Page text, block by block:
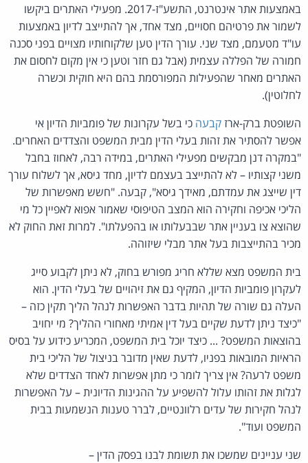
באמצעות אתר אינטרנט, התשע"ז-2017. מפעילי האתרים ביקשו
לשמור את פרטיהם חסויים, מצד אחד, אך להתייצב לדיון באמצעות
עו"ד מטעמם, מצד שני. עורך הדין טען שלקוחותיו מצויים בפני סכנה
חמורה של הפללה עצמית (אבל גם חזר וטען כי אין מקום לחסום את
האתרים מאחר שהפעילות המפורסמת בהם היא חוקית וכשרה
לחלוטין).
השופטת ברק-ארזקבעה כי בשל עקרונות של פומביות הדיון אי
אפשר להסתיר את זהות בעלי הדין מבית המשפט והצדדים האחרים.
"במקרה דנן מבקשים מפעילי האתרים, במידה רבה, לאחוז בחבל
משני קצותיו – לא להתייצב בעצמם לדיון, מחד גיסא, אך לשלוח עורך
דין שייצג את עמדתם, מאידך גיסא", קבעה. "חשש מאפשרות של
הליכי אכיפה וחקירה הוא המצב הטיפוסי שאמור אפוא לאפיין כל מי
שהוצא צו בעניין אתר שבבעלותו או בהפעלתו". למרות זאת החוק לא
מכיר בהתייצבות בעל אתר מבלי שיזוהה.
בית המשפט מצא שללא חריג מפורש בחוק, לא ניתן לקבוע סייג
לעקרון פומביות הדיון, המקיף גם את זיהויים של בעלי הדין. הוא
העלה גם שורה של תהיות בדבר האפשרות לנהל הליך תקין כזה –
"כיצד ניתן לדעת שקיים בעל דין אמיתי מאחורי ההליך? מי יחויב
בהוצאות המשפט? ... כיצד יוכל בית המשפט, המכריע כידוע על בסיס
הראיות המובאות בפניו, לדעת שאין מדובר בניצול של הליכי בית
משפט לרעה? אין צריך לומר כי מתן אפשרות לאחד הצדדים שלא
לגלות את זהותו עלול להשפיע על ההגינות הדיונית – על האפשרות
לנהל חקירות של עדים רלוונטיים, לברר טענות הנשמעות בבית
המשפט ועוד".
שני עניינים שמשכו את תשומת לבנו בפסק הדין –